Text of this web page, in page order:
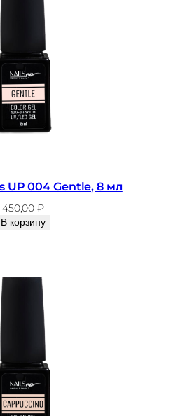
UP 004 Gentle, 8 мл
450,00₽
В корзину